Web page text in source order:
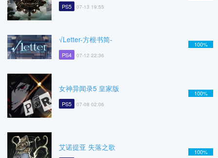
PS5 07-13 19:55
√Letter-方根书简-
PS4 07-12 22:36
100%
女神异闻录5 皇家版
PS5 07-08 02:06
100%
艾诺提亚 失落之歌 100%